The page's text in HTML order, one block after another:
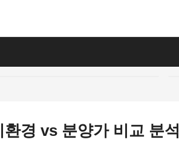
경 vs 분양가 비교 분석